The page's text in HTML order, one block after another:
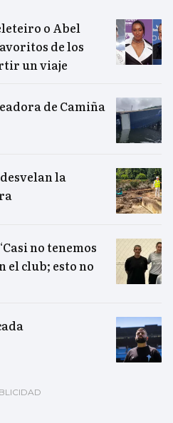
o Abel
de los
un viaje
de Camiña
la
no tenemos
el club; esto no